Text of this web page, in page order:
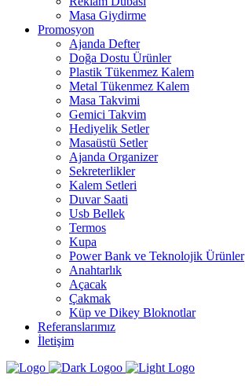
Masa Giydirme
Promosyon
Ajanda Defter
Doğa Dostu Ürünler
Plastik Tükenmez Kalem
Metal Tükenmez Kalem
Masa Takvimi
Gemici Takvim
Hediyelik Setler
Masaüstü Setler
Ajanda Organizer
Sekreterlikler
Kalem Setleri
Duvar Saati
Usb Bellek
Termos
Kupa
Power Bank ve Teknolojik Ürünler
Anahtarlık
Açacak
Çakmak
Küp ve Dikey Bloknotlar
Referanslarımız
İletişim